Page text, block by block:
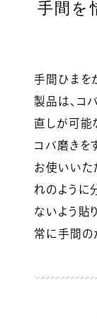
手間を
手間ひまを
製品は、コ
直しが可能
コバ磨きを
お使いいた
れのように
ないよう貼
常に手間の